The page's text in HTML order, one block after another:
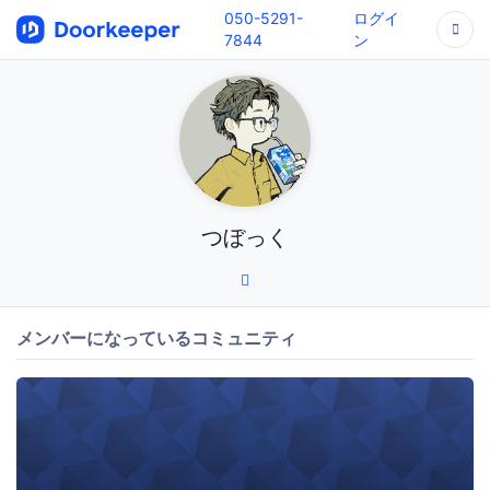
050-5291-
7844
ログイ
ン
つぼっく
メンバーになっているコミュニティ